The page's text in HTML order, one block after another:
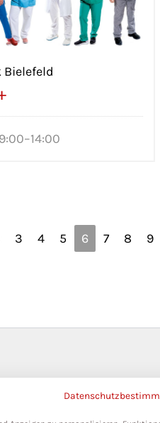
Bielefeld
3 4 5 6 7 8 9